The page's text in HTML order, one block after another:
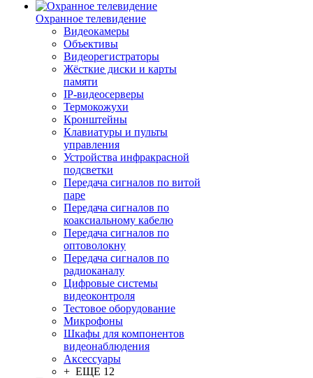
Охранное телевидение
Видеокамеры
Объективы
Видеорегистраторы
Жёсткие диски и карты
памяти
IP-видеосерверы
Термокожухи
Кронштейны
Клавиатуры и пульты
управления
Устройства инфракрасной
подсветки
Передача сигналов по витой
паре
Передача сигналов по
коаксиальному кабелю
Передача сигналов по
оптоволокну
Передача сигналов по
радиоканалу
Цифровые системы
видеоконтроля
Тестовое оборудование
Микрофоны
Шкафы для компонентов
видеонаблюдения
Аксессуары
+ ЕЩЕ 12